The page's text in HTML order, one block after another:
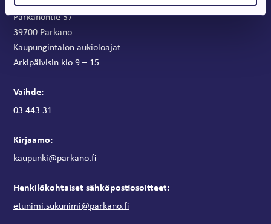
Parkanontie 37
39700 Parkano
Kaupungintalon aukioloajat
Arkipäivisin klo 9 – 15
Vaihde:
03 443 31
Kirjaamo:
kaupunki@parkano.fi
Henkilökohtaiset sähköpostiosoitteet:
etunimi.sukunimi@parkano.fi